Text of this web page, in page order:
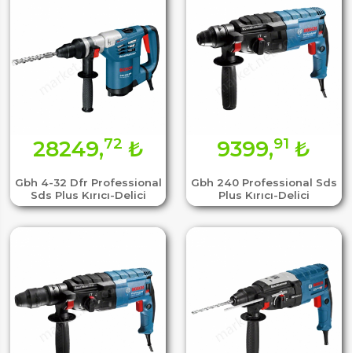
Gbh 4-32 Dfr Professional
Sds Plus Kırıcı-Delici
28249,72 ₺
Gbh 240 Professional Sds
Plus Kırıcı-Delici
9399,91 ₺